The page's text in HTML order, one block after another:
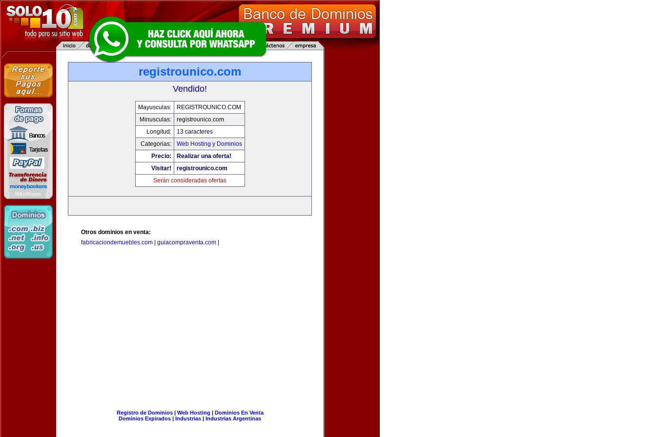
registrounico.com
Vendido!
Mayusculas:
REGISTROUNICO.COM
Minusculas:
registrounico.com
Longitud:
13 caracteres
Categorias:
Web Hosting y Dominios
Precio:
Realizar una oferta!
Visitar!
registrounico.com
Serán consideradas ofertas
Otros dominios en venta:
fabricaciondemuebles.com
guiacompraventa.com
Registro de Dominios| Web Hosting | Dominios En Venta
Dominios Expirados | Industrias | Industrias Argentinas